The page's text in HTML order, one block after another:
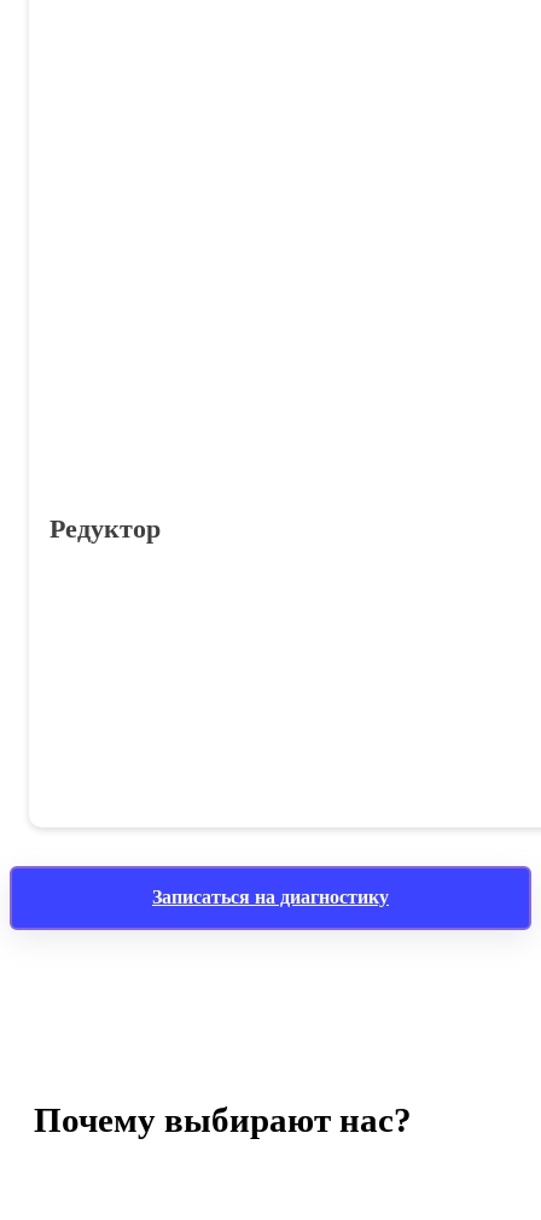
Редуктор
Записаться на диагностику
Почему выбирают нас?